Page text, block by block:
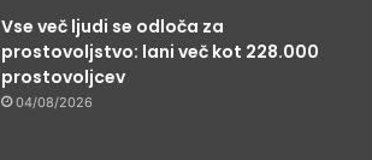
Vse več ljudi se odloča za
prostovoljstvo: lani več kot 228.000
prostovoljcev
04/08/2026